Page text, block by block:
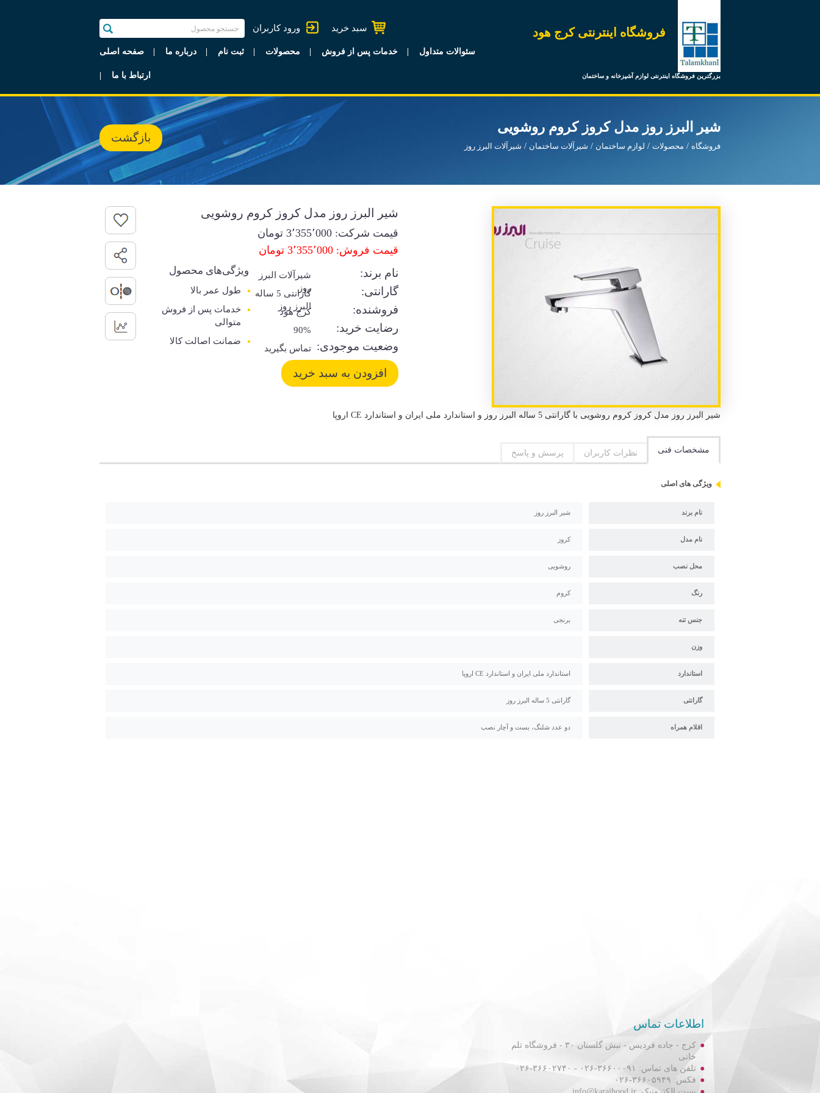
فروشگاه اینترنتی کرج هود
بزرگترین فروشگاه اینترنتی لوازم آشپزخانه و ساختمان
ورود کاربران سبد خرید
صفحه اصلی درباره ما ثبت نام محصولات خدمات پس از فروش سئوالات متداول
ارتباط با ما
شیر البرز روز مدل کروز کروم روشویی
فروشگاه محصولات لوازم ساختمان شیرآلات ساختمان شیرآلات البرز روز
بازگشت
شیر البرز روز مدل کروز کروم روشویی
قیمت شرکت: 3٬355٬000 تومان
قیمت فروش: 3٬355٬000 تومان
نام برند:
شیرآلات البرز
روز
گارانتی:
گارانتی 5 ساله
البرز روز
فروشنده: کرج هود
رضایت خرید: 90%
وضعیت موجودی: تماس بگیرید
ویژگی‌های محصول
طول عمر بالا
خدمات پس از فروش
متوالی
ضمانت اصالت کالا
شیر البرز روز مدل کروز کروم روشویی با گارانتی 5 ساله البرز روز و استاندارد ملی ایران و استاندارد CE اروپا
مشخصات فنی نظرات کاربران پرسش و پاسخ
ویژگی های اصلی
نام برند شیر البرز روز
نام مدل کروز
محل نصب روشویی
رنگ کروم
جنس تنه برنجی
وزن
استاندارد استاندارد ملی ایران و استاندارد CE اروپا
گارانتی گارانتی 5 ساله البرز روز
اقلام همراه دو عدد شلنگ، بست و آچار نصب
اطلاعات تماس
کرج - جاده فردیس - نبش گلستان ۳۰ - فروشگاه تلم
خانی
تلفن های تماس: ۳۶۶۰۰۰۹۱-۰۲۶ - ۳۶۶۰۲۷۴۰-۰۲۶
فکس: ۳۶۶۰۵۹۴۹-۰۲۶